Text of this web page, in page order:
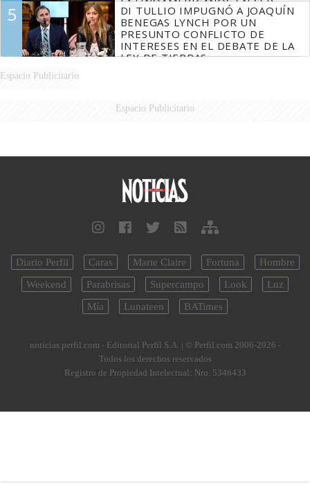
DERROTADOS
5
DI TULLIO IMPUGNÓ A JOAQUÍN
BENEGAS LYNCH POR UN
PRESUNTO CONFLICTO DE
INTERESES EN EL DEBATE DE LA
LEY DE TIERRAS
Espacio Publicitario
Espacio Publicitario
Diario Perfil Caras Marie Claire Fortuna
Hombre
Weekend
Parabrisas Supercampo Look
Luz
Mía
Lunateen BATimes
noticias.perfil.com - Editorial Perfil S.A. | © Perfil.com 2006-2026 -
Todos los derechos reservados
Registro de Propiedad Intelectual: Nro. 5346433